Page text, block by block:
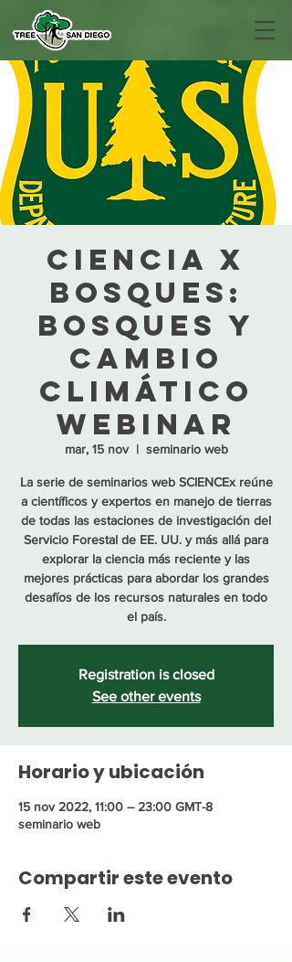
CIENCIA x
Bosques:
Bosques y
cambio
climático
Webinar
mar, 15 nov
  |
seminario web
La serie de seminarios web SCIENCEx reúne
a científicos y expertos en manejo de tierras
de todas las estaciones de investigación del
Servicio Forestal de EE. UU. y más allá para
explorar la ciencia más reciente y las
mejores prácticas para abordar los grandes
desafíos de los recursos naturales en todo
el país.
Registration is closed
See other events
Horario y ubicación
15 nov 2022, 11:00 – 23:00 GMT-8
seminario web
Compartir este evento